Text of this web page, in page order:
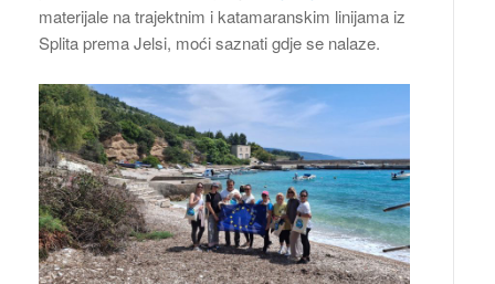
materijale na trajektnim i katamaranskim linijama iz
Splita prema Jelsi, moći saznati gdje se nalaze.